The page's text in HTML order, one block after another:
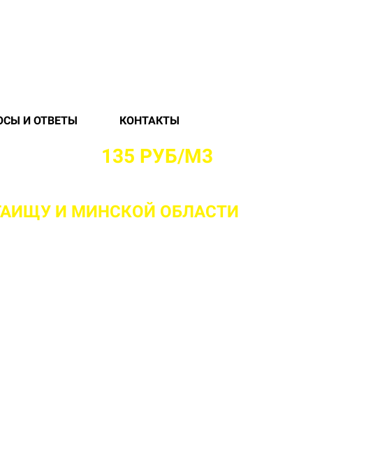
И ОТВЕТЫ КОНТАКТЫ
135 РУБ/М3
И МИНСКОЙ ОБЛАСТИ